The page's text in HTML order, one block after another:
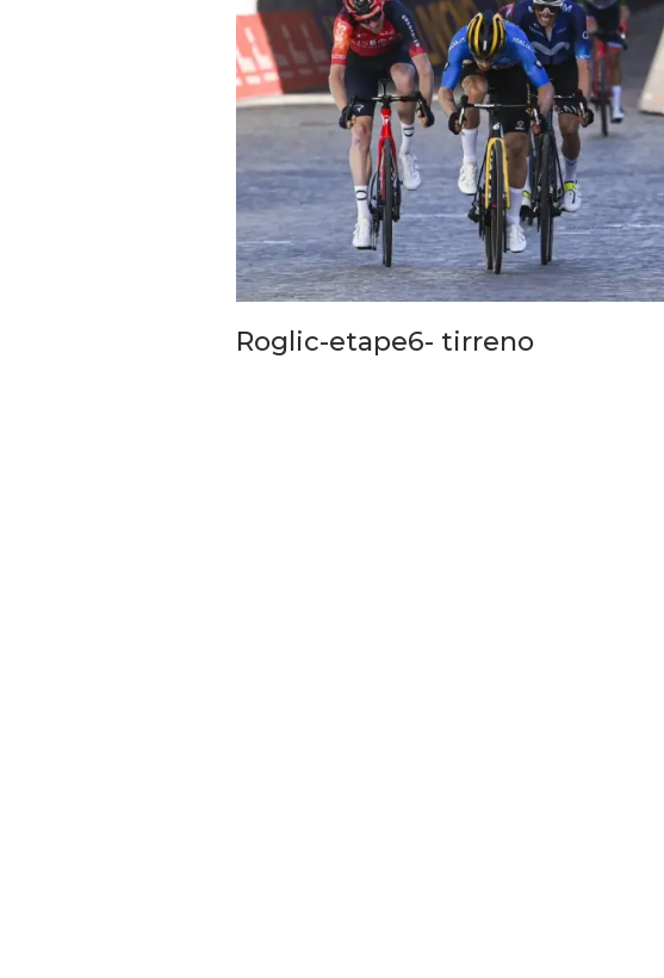
Roglic-etape6- tirreno